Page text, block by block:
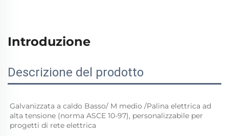
Introduzione
Descrizione del prodotto
Galvanizzata a caldo Basso/ M medio /Palina elettrica ad
alta tensione (norma ASCE 10-97), personalizzabile per
progetti di rete elettrica